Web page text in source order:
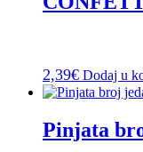
2,39€ Dodaj u
Pinjata